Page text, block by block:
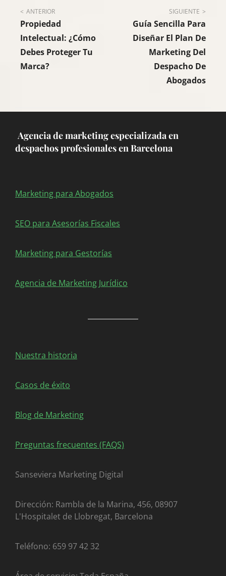
Navegación
de
entradas
ANTERIOR
Propiedad
Intelectual: ¿Cómo
Debes Proteger Tu
Marca?
SIGUIENTE
Guía Sencilla Para
Diseñar El Plan De
Marketing Del
Despacho De
Abogados
Agencia de marketing especializada en
despachos profesionales en Barcelona
Marketing para Abogados
SEO para Asesorías Fiscales
Marketing para Gestorías
Agencia de Marketing Jurídico
Nuestra historia
Casos de éxito
Blog de Marketing
Preguntas frecuentes (FAQS)
Sanseviera Marketing Digital
Dirección: Rambla de la Marina, 456, 08907
L'Hospitalet de Llobregat, Barcelona
Teléfono: 659 97 42 32